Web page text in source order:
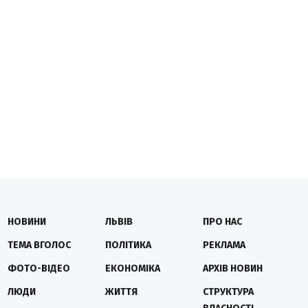
НОВИНИ
ТЕМА ВГОЛОС
ФОТО-ВІДЕО
ЛЮДИ
ЛЬВІВ
ПОЛІТИКА
ЕКОНОМІКА
ЖИТТЯ
ПРО НАС
РЕКЛАМА
АРХІВ НОВИН
СТРУКТУРА